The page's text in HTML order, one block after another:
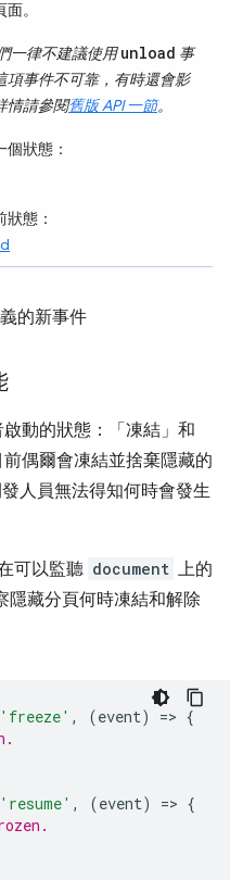
。
一律不建議使用unload 事
項事件不可靠，有時還會影
情請參閱舊版 API 一節。
狀態：
態：
的新事件
動的狀態：「凍結」 和
偶爾會凍結並捨棄隱藏的
人員無法得知何時會發生
可以監聽 document 上的
隱藏分頁何時凍結和解除
'freeze' , (event) => {
'resume' , (event) => {